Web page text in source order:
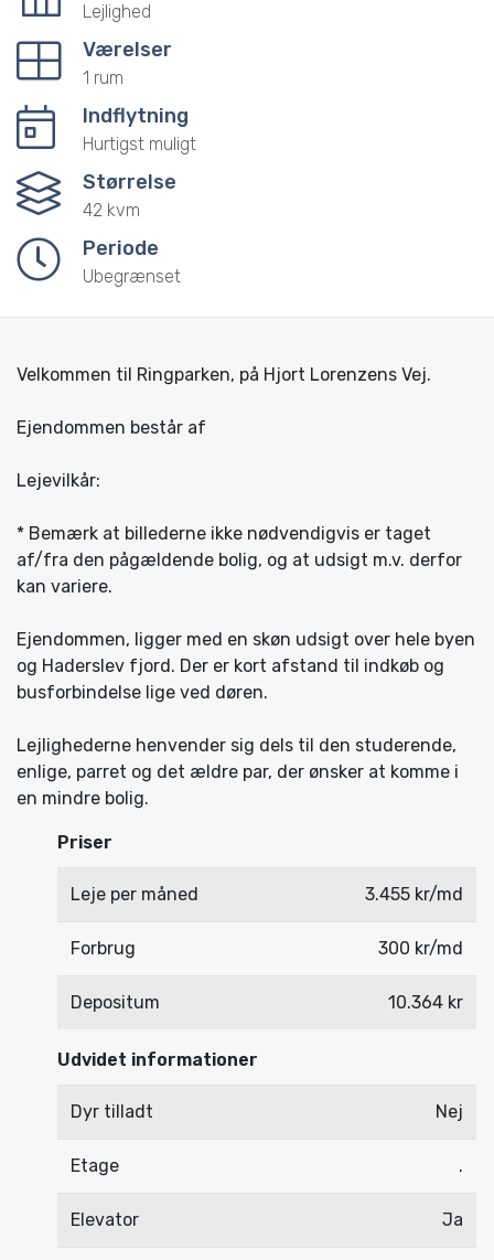
Lejlighed
Værelser
1 rum
Indflytning
Hurtigst muligt
Størrelse
42 kvm
Periode
Ubegrænset
Velkommen til Ringparken, på Hjort Lorenzens Vej.
Ejendommen består af
Lejevilkår:
* Bemærk at billederne ikke nødvendigvis er taget
af/fra den pågældende bolig, og at udsigt m.v. derfor
kan variere.
Ejendommen, ligger med en skøn udsigt over hele byen
og Haderslev fjord. Der er kort afstand til indkøb og
busforbindelse lige ved døren.
Lejlighederne henvender sig dels til den studerende,
enlige, parret og det ældre par, der ønsker at komme i
en mindre bolig.
Priser
Leje per måned 3.455 kr/md
Forbrug 300 kr/md
Depositum 10.364 kr
Udvidet informationer
Dyr tilladt Nej
Etage .
Elevator Ja